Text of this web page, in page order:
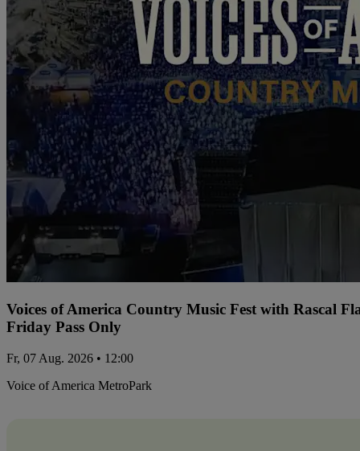
Voices of America Country Music Fest with Rascal
Friday Pass Only
Fr, 07 Aug. 2026 • 12:00
Voice of America MetroPark